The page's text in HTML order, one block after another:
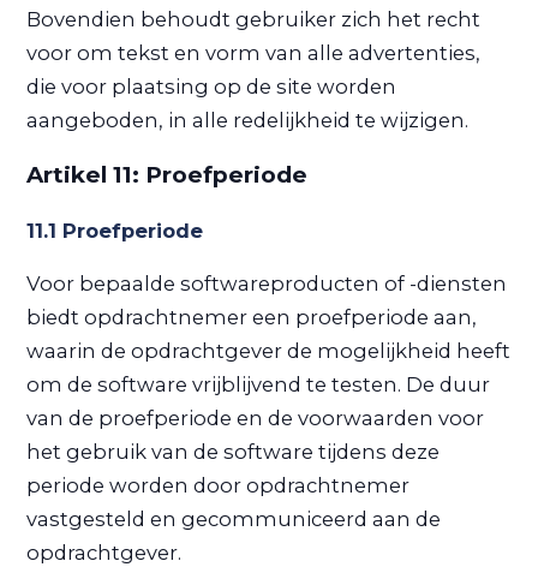
Bovendien behoudt gebruiker zich het recht
voor om tekst en vorm van alle advertenties,
die voor plaatsing op de site worden
aangeboden, in alle redelijkheid te wijzigen.
Artikel 11: Proefperiode
11.1 Proefperiode
Voor bepaalde softwareproducten of -diensten
biedt opdrachtnemer een proefperiode aan,
waarin de opdrachtgever de mogelijkheid heeft
om de software vrijblijvend te testen. De duur
van de proefperiode en de voorwaarden voor
het gebruik van de software tijdens deze
periode worden door opdrachtnemer
vastgesteld en gecommuniceerd aan de
opdrachtgever.